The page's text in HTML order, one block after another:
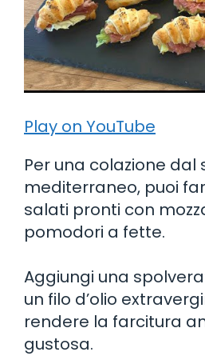
Play on YouTube
Per una colazione dal
mediterraneo, puoi
salati pronti con
pomodori a fette.
Aggiungi una
un filo d’olio
rendere la farcitura
gustosa.